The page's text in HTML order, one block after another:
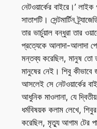
নেটওয়ার্কের বাইরে।’ লাইক
সাতাশটি। সেন্টমার্টিন
তার ভার্চুয়াল বন্ধুরা তার
প্রত্যেকে আলাদা-আলাদা
মন্তব্য করেছিল, মানুষ তো
মানুষের নেই। শিবু
আসলেই সে নেটওয়ার্কের
আধুনিক মাওলানা, যে
ধর্মবিষয়ক কলাম লেখে,
করেছিল, মৃত্যু আগাম টের